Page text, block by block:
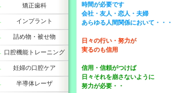
時間が必要です
会社・友人・恋人・夫婦
あらゆる人間関係において・・・
日々の行い・努力が
実るのも信用
信用・信頼がつけば
日々それを崩さないように
努力が必要・・
矯正歯科
インプラント
詰め物・被せ物
口腔機能トレーニング
妊婦の口腔ケア
半導体レーザ